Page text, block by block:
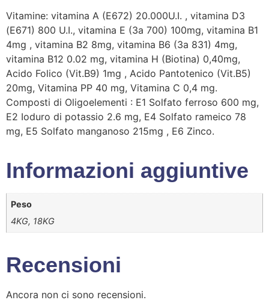
Vitamine: vitamina A (E672) 20.000U.I. , vitamina D3
(E671) 800 U.I., vitamina E (3a 700) 100mg, vitamina B1
4mg , vitamina B2 8mg, vitamina B6 (3a 831) 4mg,
vitamina B12 0.02 mg, vitamina H (Biotina) 0,40mg,
Acido Folico (Vit.B9) 1mg , Acido Pantotenico (Vit.B5)
20mg, Vitamina PP 40 mg, Vitamina C 0,4 mg.
Composti di Oligoelementi : E1 Solfato ferroso 600 mg,
E2 Ioduro di potassio 2.6 mg, E4 Solfato rameico 78
mg, E5 Solfato manganoso 215mg , E6 Zinco.
Informazioni aggiuntive
Peso
4KG, 18KG
Recensioni
Ancora non ci sono recensioni.